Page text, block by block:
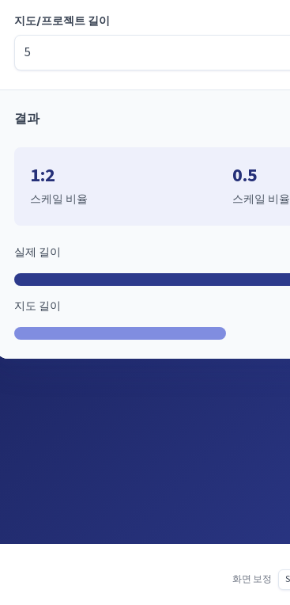
모드: 축척으로 길이 계산
지도/프로젝트 길이
결과
1:2
스케일 비율
0.5
스케일 비율
실제 길이
지도 길이
화면 보정